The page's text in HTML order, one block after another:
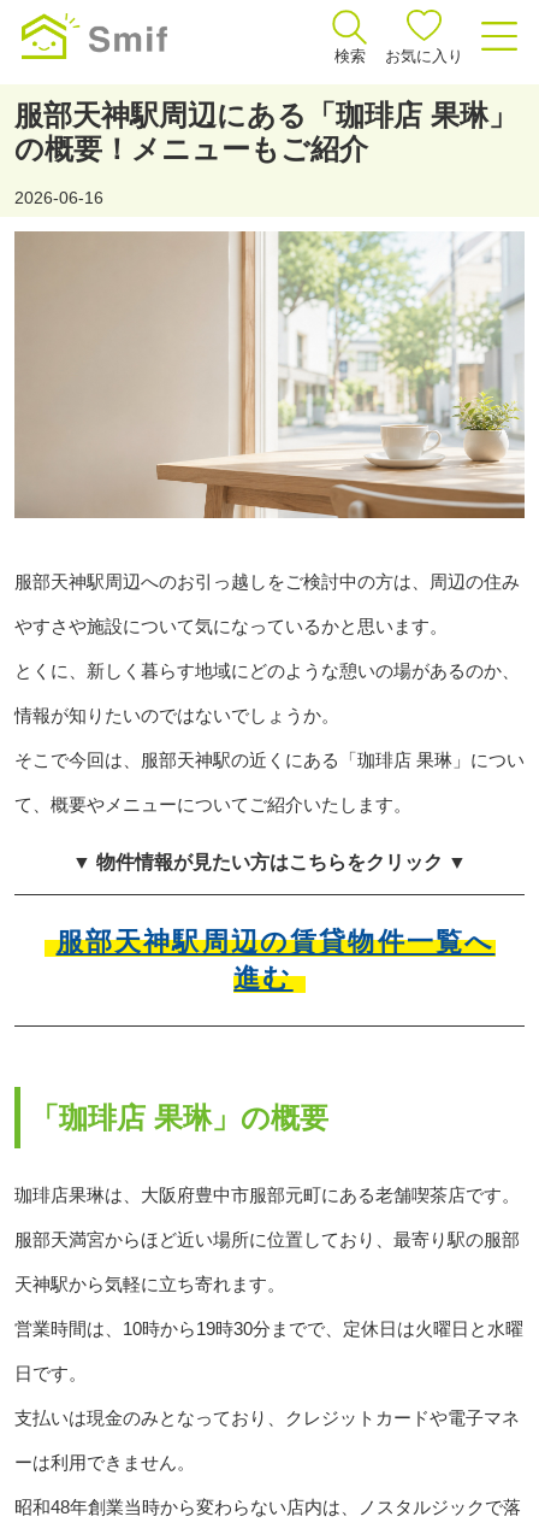
検索 お気に入り
服部天神駅周辺にある「珈琲店 果琳」
の概要！メニューもご紹介
2026-06-16
服部天神駅周辺へのお引っ越しをご検討中の方は、周辺の住み
やすさや施設について気になっているかと思います。
とくに、新しく暮らす地域にどのような憩いの場があるのか、
情報が知りたいのではないでしょうか。
そこで今回は、服部天神駅の近くにある「珈琲店 果琳」につい
て、概要やメニューについてご紹介いたします。
▼ 物件情報が見たい方はこちらをクリック ▼
服部天神駅周辺の賃貸物件一覧へ
進む
「珈琲店 果琳」の概要
珈琲店果琳は、大阪府豊中市服部元町にある老舗喫茶店です。
服部天満宮からほど近い場所に位置しており、最寄り駅の服部
天神駅から気軽に立ち寄れます。
営業時間は、10時から19時30分までで、定休日は火曜日と水曜
日です。
支払いは現金のみとなっており、クレジットカードや電子マネ
ーは利用できません。
昭和48年創業当時から変わらない店内は、ノスタルジックで落